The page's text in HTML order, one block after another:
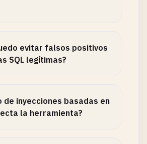
evitar falsos positivos
SQL legítimas?
de inyecciones basadas en
la herramienta?